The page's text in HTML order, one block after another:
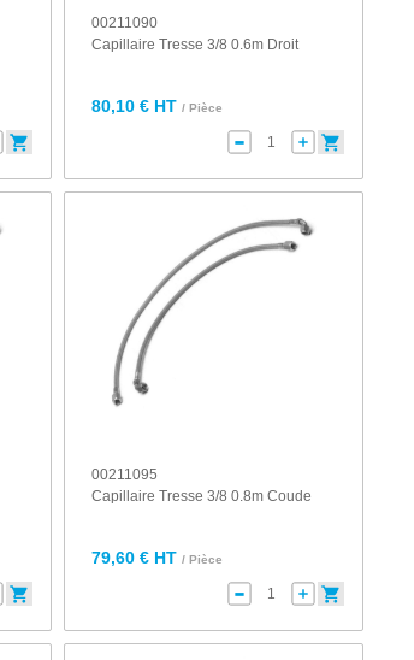
00211090
Capillaire Tresse 3/8 0.6m Droit
80,10 € HT / Pièce
00211095
Capillaire Tresse 3/8 0.8m Coude
79,60 € HT / Pièce